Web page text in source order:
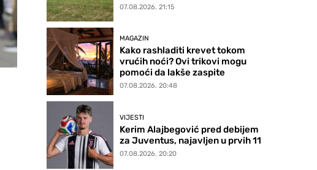
07.08.2026. 21:15
MAGAZIN
Kako rashladiti krevet tokom
vrućih noći? Ovi trikovi mogu
pomoći da lakše zaspite
07.08.2026. 20:48
VIJESTI
Kerim Alajbegović pred debijem
za Juventus, najavljen u prvih 11
07.08.2026. 20:20